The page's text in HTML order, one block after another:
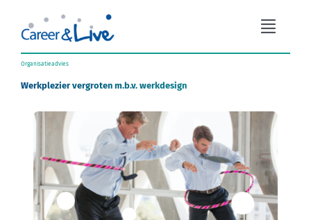
inhoud
Toggle
Organisatieadvies
Workshops
Coaching
Over Career & Live
Organisatieadvies
Werkplezier vergroten m.b.v. werkdesign